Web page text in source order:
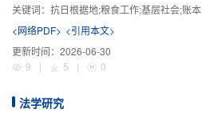
关键词： 抗日根据地;粮食工作;基层社会;账本
<网络PDF> <引用本文>
更新时间： 2026-06-30
9
| 5 | 0
法学研究